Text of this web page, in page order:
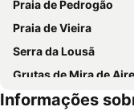
Praia de Pedrogão
Praia de Vieira
Serra da Lousã
Grutas de Mira de Aire
Barragem da Aguieira
Informações